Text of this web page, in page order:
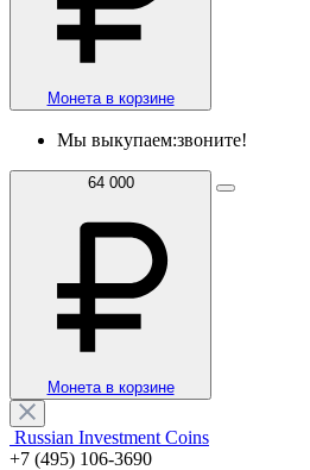
Монета в корзине
Мы выкупаем:звоните!
64 000
Монета в корзине
Russian Investment Coins
+7 (495) 106-3690